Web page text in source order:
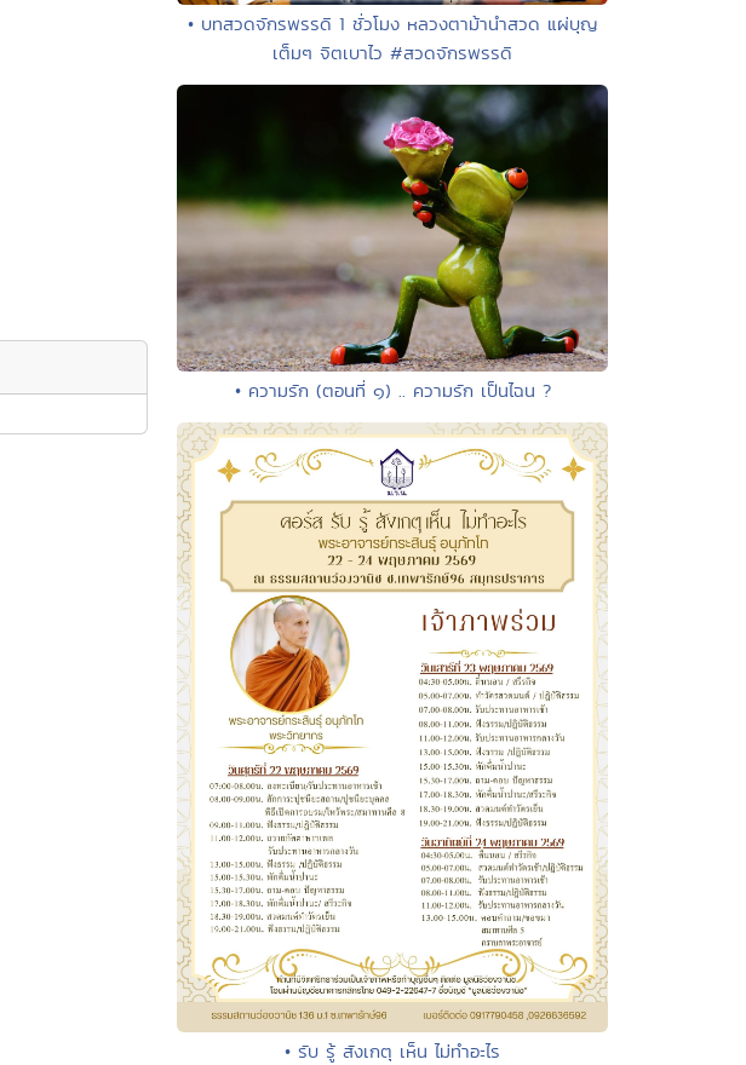
• บทสวดจักรพรรดิ 1 ชั่วโมง หลวงตาม้านำสวด แผ่บุญ
เต็มๆ จิตเบาไว #สวดจักรพรรดิ
• ความรัก (ตอนที่ ๑) .. ความรัก เป็นไฉน ?
• รับ รู้ สังเกตุ เห็น ไม่ทำอะไร